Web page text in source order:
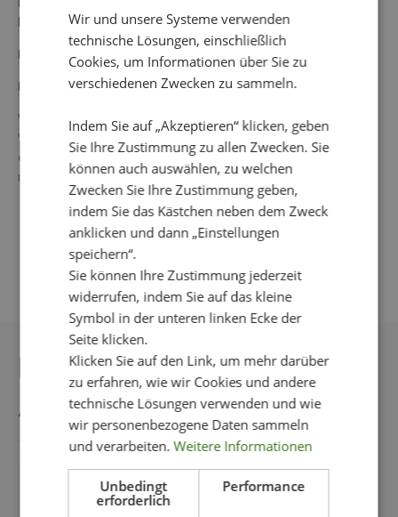
höchsten Punkt unter dem Kragen.
Farbe: schwarz/ mehrfarbig
Material: 100 % Polyester
Waschanleitung: 30 °C Feinwäsche, nicht im
Wäschetrockner trocknen, nicht auswringen oder
einweichen, keine Bleichmittel verwenden, Bügeln wird
nicht empfohlen, nicht chemisch reinigen.
DAS KÖNNTE IHNEN
AUCH GEFALLEN
Wir und unsere Systeme verwenden
technische Lösungen, einschließlich
Cookies, um Informationen über Sie zu
verschiedenen Zwecken zu sammeln.
Indem Sie auf „Akzeptieren“ klicken, geben
Sie Ihre Zustimmung zu allen Zwecken. Sie
können auch auswählen, zu welchen
Zwecken Sie Ihre Zustimmung geben,
indem Sie das Kästchen neben dem Zweck
anklicken und dann „Einstellungen
speichern“.
Sie können Ihre Zustimmung jederzeit
widerrufen, indem Sie auf das kleine
Symbol in der unteren linken Ecke der
Seite klicken.
Klicken Sie auf den Link, um mehr darüber
zu erfahren, wie wir Cookies und andere
technische Lösungen verwenden und wie
wir personenbezogene Daten sammeln
und verarbeiten.Weitere Informationen
Unbedingt
erforderlich
Performance